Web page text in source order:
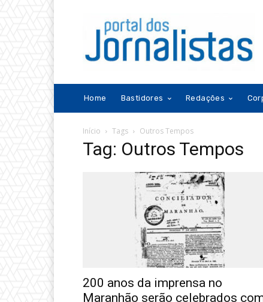
Home Bastidores Redações
Início Tags Outros Tempos
Tag: Outros Tempos
200 anos da imprensa no
Maranhão serão celebrados